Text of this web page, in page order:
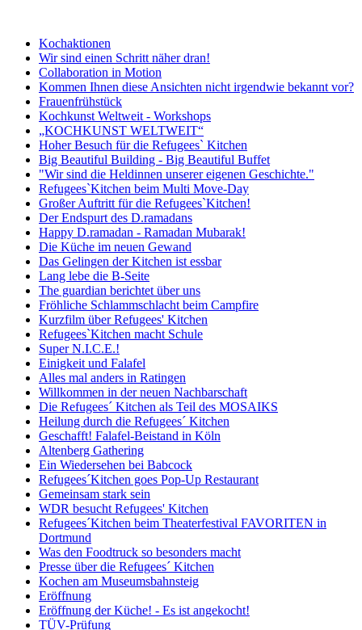
Kochaktionen
Wir sind einen Schritt näher dran!
Collaboration in Motion
Kommen Ihnen diese Ansichten nicht irgendwie bekannt vor?
Frauenfrühstück
Kochkunst Weltweit - Workshops
„KOCHKUNST WELTWEIT“
Hoher Besuch für die Refugees` Kitchen
Big Beautiful Building - Big Beautiful Buffet
"Wir sind die Heldinnen unserer eigenen Geschichte."
Refugees`Kitchen beim Multi Move-Day
Großer Auftritt für die Refugees`Kitchen!
Der Endspurt des D.ramadans
Happy D.ramadan - Ramadan Mubarak!
Die Küche im neuen Gewand
Das Gelingen der Kitchen ist essbar
Lang lebe die B-Seite
The guardian berichtet über uns
Fröhliche Schlammschlacht beim Campfire
Kurzfilm über Refugees' Kitchen
Refugees`Kitchen macht Schule
Super N.I.C.E.!
Einigkeit und Falafel
Alles mal anders in Ratingen
Willkommen in der neuen Nachbarschaft
Die Refugees´ Kitchen als Teil des MOSAIKS
Heilung durch die Refugees´ Kitchen
Geschafft! Falafel-Beistand in Köln
Altenberg Gathering
Ein Wiedersehen bei Babcock
Refugees´Kitchen goes Pop-Up Restaurant
Gemeinsam stark sein
WDR besucht Refugees' Kitchen
Refugees´Kitchen beim Theaterfestival FAVORITEN in
Dortmund
Was den Foodtruck so besonders macht
Presse über die Refugees´ Kitchen
Kochen am Museumsbahnsteig
Eröffnung
Eröffnung der Küche! - Es ist angekocht!
TÜV-Prüfung